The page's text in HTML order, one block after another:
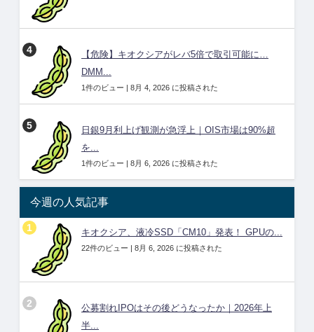
【危険】キオクシアがレバ5倍で取引可能に…
DMM...
1件のビュー | 8月 4, 2026 に投稿された
日銀9月利上げ観測が急浮上｜OIS市場は90%超
を...
1件のビュー | 8月 6, 2026 に投稿された
今週の人気記事
キオクシア、液冷SSD「CM10」発表！ GPUの...
22件のビュー | 8月 6, 2026 に投稿された
公募割れIPOはその後どうなったか｜2026年上
半...